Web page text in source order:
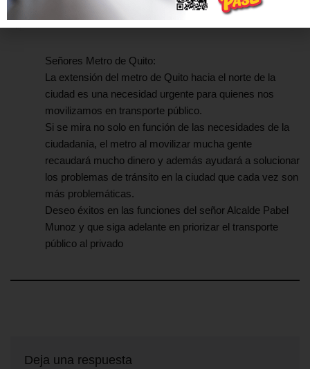
el 22 diciembre, 2023 a las 08:41
RESPONDER
Señores Metro de Quito:
La extensión del metro de Quito hacia el norte de la
ciudad es una necesidad urgente para quienes nos
movilizamos en transporte público.
Si se mira no solo en función de las necesidades de la
ciudadanía, el metro al movilizar mucha gente
recaudará mucho dinero y además ayudará a solucionar
los problemas de tránsito en la ciudad que cada vez son
más problemáticas.
Deseo éxitos en las funciones del señor Alcalde Pabel
Munoz y que siga adelante en priorizar el transporte
público al privado
Deja una respuesta